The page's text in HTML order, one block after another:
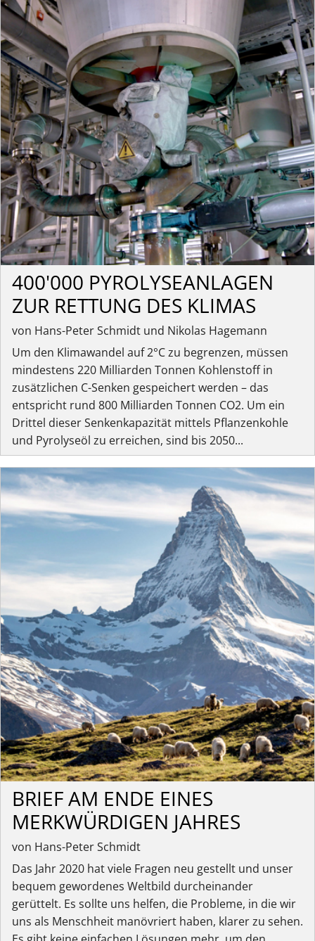
400'000 PYROLYSEANLAGEN
ZUR RETTUNG DES KLIMAS
von Hans-Peter Schmidt und Nikolas Hagemann
Um den Klimawandel auf 2°C zu begrenzen, müssen
mindestens 220 Milliarden Tonnen Kohlenstoff in
zusätzlichen C-Senken gespeichert werden – das
entspricht rund 800 Milliarden Tonnen CO2. Um ein
Drittel dieser Senkenkapazität mittels Pflanzenkohle
und Pyrolyseöl zu erreichen, sind bis 2050...
BRIEF AM ENDE EINES
MERKWÜRDIGEN JAHRES
von Hans-Peter Schmidt
Das Jahr 2020 hat viele Fragen neu gestellt und unser
bequem gewordenes Weltbild durcheinander
gerüttelt. Es sollte uns helfen, die Probleme, in die wir
uns als Menschheit manövriert haben, klarer zu sehen.